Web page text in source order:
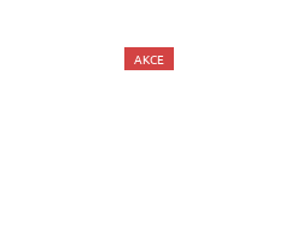
AKCE